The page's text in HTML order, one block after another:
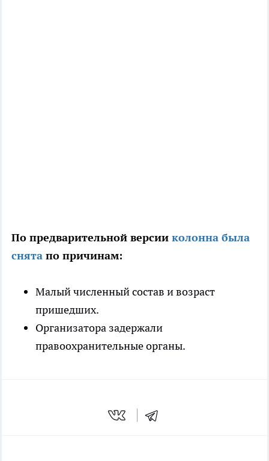
По предварительной версии колонна была
снята по причинам:
Малый численный состав и возраст
пришедших.
Организатора задержали
правоохранительные органы.